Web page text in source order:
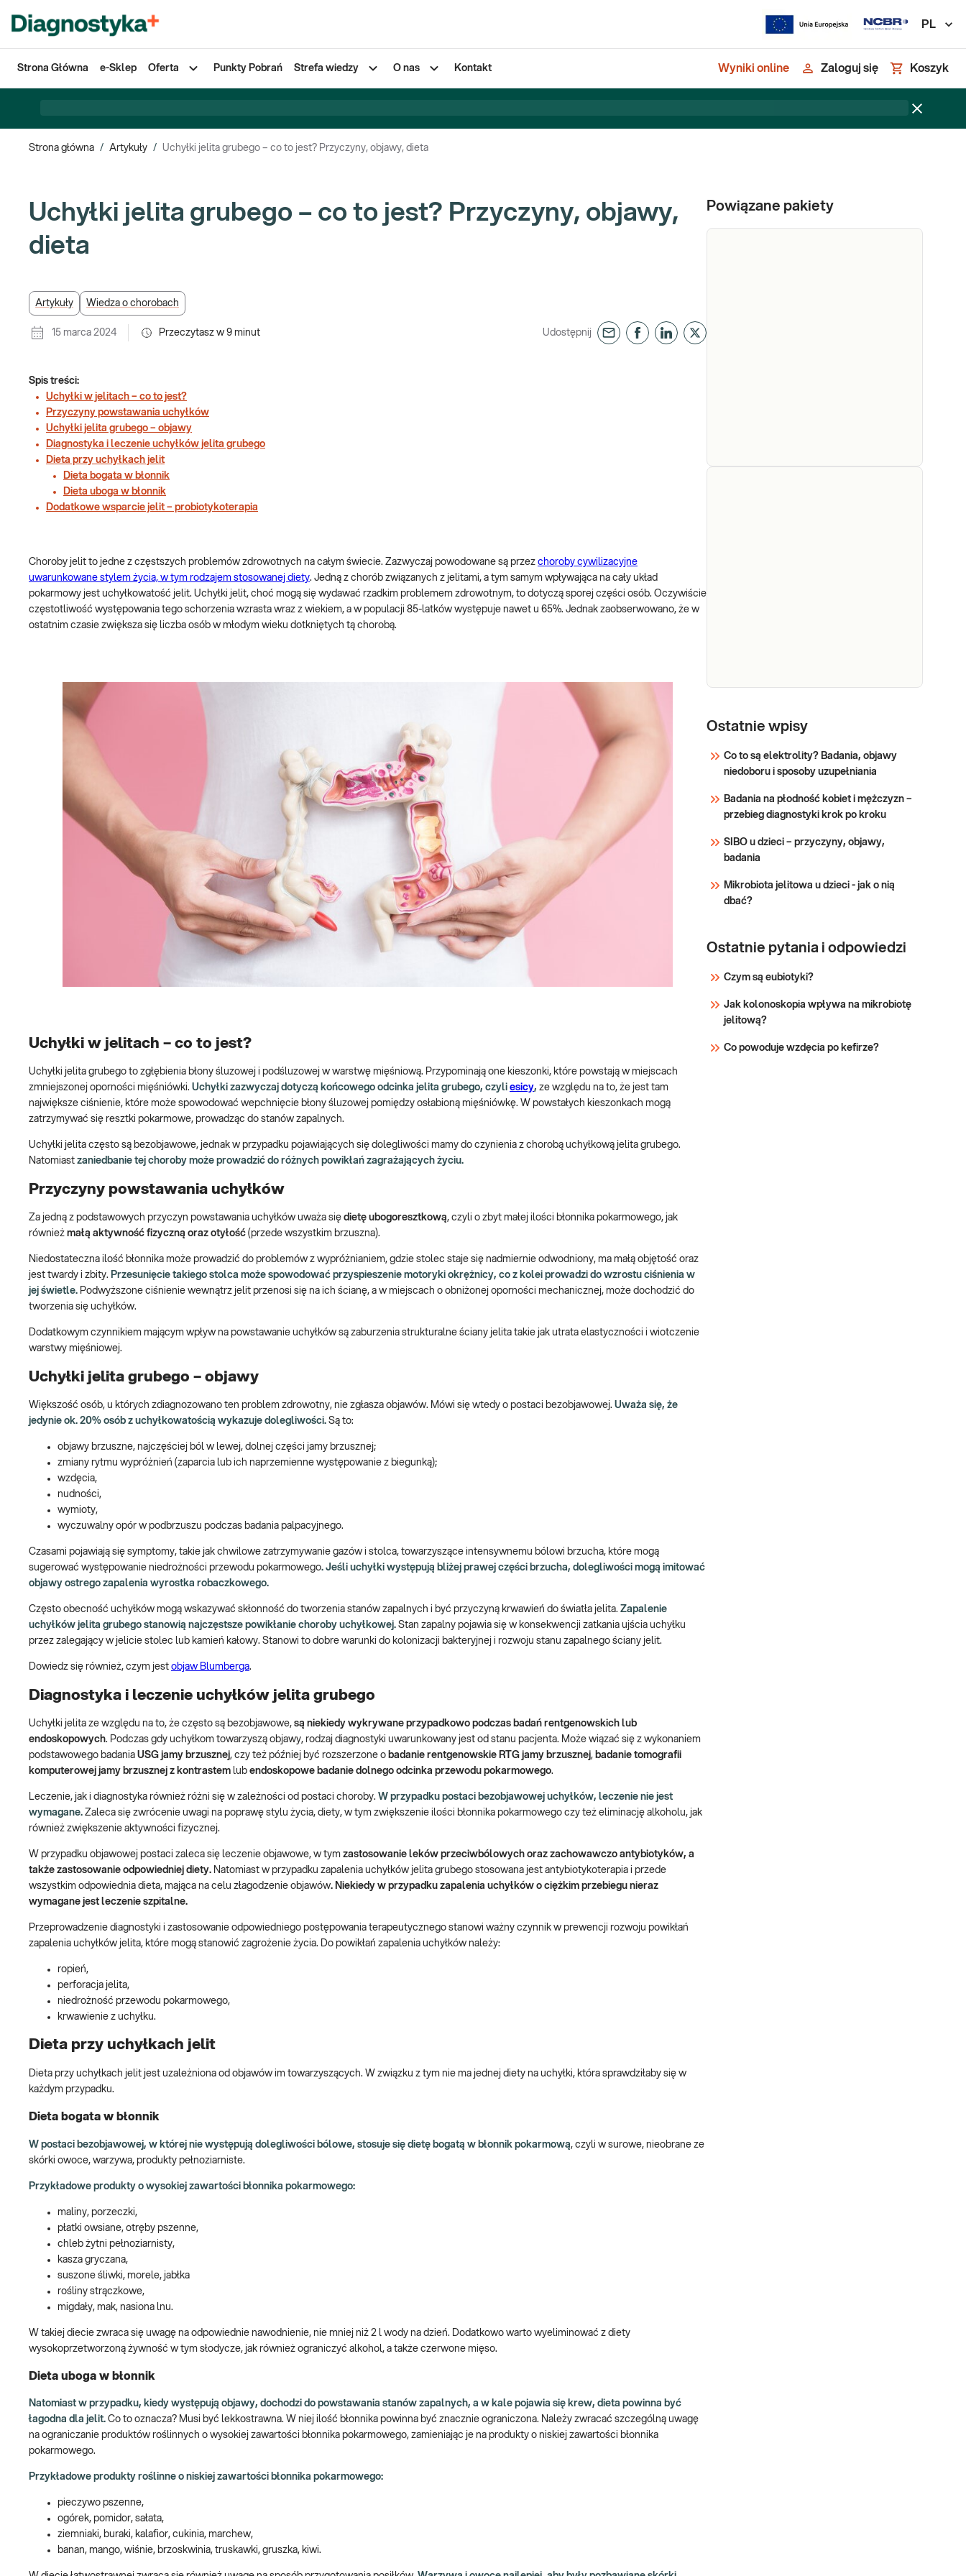
PL
Strona Główna e-Sklep Oferta Punkty Pobrań Strefa wiedzy O nas Kontakt Wyniki online Zaloguj się Koszyk
Strona główna / Artykuły / Uchyłki jelita grubego – co to jest? Przyczyny, objawy, dieta
Uchyłki jelita grubego – co to jest? Przyczyny, objawy,
dieta
Artykuły Wiedza o chorobach
15 marca 2024 Przeczytasz w 9 minut Udostępnij
Spis treści:
Uchyłki w jelitach – co to jest?
Przyczyny powstawania uchyłków
Uchyłki jelita grubego – objawy
Diagnostyka i leczenie uchyłków jelita grubego
Dieta przy uchyłkach jelit
Dieta bogata w błonnik
Dieta uboga w błonnik
Dodatkowe wsparcie jelit – probiotykoterapia
Choroby jelit to jedne z częstszych problemów zdrowotnych na całym świecie. Zazwyczaj powodowane są przez choroby cywilizacyjne
uwarunkowane stylem życia, w tym rodzajem stosowanej diety. Jedną z chorób związanych z jelitami, a tym samym wpływająca na cały układ
pokarmowy jest uchyłkowatość jelit. Uchyłki jelit, choć mogą się wydawać rzadkim problemem zdrowotnym, to dotyczą sporej części osób. Oczywiście
częstotliwość występowania tego schorzenia wzrasta wraz z wiekiem, a w populacji 85-latków występuje nawet u 65%. Jednak zaobserwowano, że w
ostatnim czasie zwiększa się liczba osób w młodym wieku dotkniętych tą chorobą.
Uchyłki w jelitach – co to jest?
Uchyłki jelita grubego to zgłębienia błony śluzowej i podśluzowej w warstwę mięśniową. Przypominają one kieszonki, które powstają w miejscach
zmniejszonej oporności mięśniówki. Uchyłki zazwyczaj dotyczą końcowego odcinka jelita grubego, czyli esicy, ze względu na to, że jest tam
największe ciśnienie, które może spowodować wepchnięcie błony śluzowej pomiędzy osłabioną mięśniówkę. W powstałych kieszonkach mogą
zatrzymywać się resztki pokarmowe, prowadząc do stanów zapalnych.
Uchyłki jelita często są bezobjawowe, jednak w przypadku pojawiających się dolegliwości mamy do czynienia z chorobą uchyłkową jelita grubego.
Natomiast zaniedbanie tej choroby może prowadzić do różnych powikłań zagrażających życiu.
Przyczyny powstawania uchyłków
Za jedną z podstawowych przyczyn powstawania uchyłków uważa się dietę ubogoresztkową, czyli o zbyt małej ilości błonnika pokarmowego, jak
również małą aktywność fizyczną oraz otyłość (przede wszystkim brzuszna).
Niedostateczna ilość błonnika może prowadzić do problemów z wypróżnianiem, gdzie stolec staje się nadmiernie odwodniony, ma małą objętość oraz
jest twardy i zbity. Przesunięcie takiego stolca może spowodować przyspieszenie motoryki okrężnicy, co z kolei prowadzi do wzrostu ciśnienia w
jej świetle. Podwyższone ciśnienie wewnątrz jelit przenosi się na ich ścianę, a w miejscach o obniżonej oporności mechanicznej, może dochodzić do
tworzenia się uchyłków.
Dodatkowym czynnikiem mającym wpływ na powstawanie uchyłków są zaburzenia strukturalne ściany jelita takie jak utrata elastyczności i wiotczenie
warstwy mięśniowej.
Uchyłki jelita grubego – objawy
Większość osób, u których zdiagnozowano ten problem zdrowotny, nie zgłasza objawów. Mówi się wtedy o postaci bezobjawowej. Uważa się, że
jedynie ok. 20% osób z uchyłkowatością wykazuje dolegliwości. Są to:
objawy brzuszne, najczęściej ból w lewej, dolnej części jamy brzusznej;
zmiany rytmu wypróżnień (zaparcia lub ich naprzemienne występowanie z biegunką);
wzdęcia,
nudności,
wymioty,
wyczuwalny opór w podbrzuszu podczas badania palpacyjnego.
Czasami pojawiają się symptomy, takie jak chwilowe zatrzymywanie gazów i stolca, towarzyszące intensywnemu bólowi brzucha, które mogą
sugerować występowanie niedrożności przewodu pokarmowego. Jeśli uchyłki występują bliżej prawej części brzucha, dolegliwości mogą imitować
objawy ostrego zapalenia wyrostka robaczkowego.
Często obecność uchyłków mogą wskazywać skłonność do tworzenia stanów zapalnych i być przyczyną krwawień do światła jelita. Zapalenie
uchyłków jelita grubego stanowią najczęstsze powikłanie choroby uchyłkowej. Stan zapalny pojawia się w konsekwencji zatkania ujścia uchyłku
przez zalegający w jelicie stolec lub kamień kałowy. Stanowi to dobre warunki do kolonizacji bakteryjnej i rozwoju stanu zapalnego ściany jelit.
Dowiedz się również, czym jest objaw Blumberga.
Diagnostyka i leczenie uchyłków jelita grubego
Uchyłki jelita ze względu na to, że często są bezobjawowe, są niekiedy wykrywane przypadkowo podczas badań rentgenowskich lub
endoskopowych. Podczas gdy uchyłkom towarzyszą objawy, rodzaj diagnostyki uwarunkowany jest od stanu pacjenta. Może wiązać się z wykonaniem
podstawowego badania USG jamy brzusznej, czy też później być rozszerzone o badanie rentgenowskie RTG jamy brzusznej, badanie tomografii
komputerowej jamy brzusznej z kontrastem lub endoskopowe badanie dolnego odcinka przewodu pokarmowego.
Leczenie, jak i diagnostyka również różni się w zależności od postaci choroby. W przypadku postaci bezobjawowej uchyłków, leczenie nie jest
wymagane. Zaleca się zwrócenie uwagi na poprawę stylu życia, diety, w tym zwiększenie ilości błonnika pokarmowego czy też eliminację alkoholu, jak
również zwiększenie aktywności fizycznej.
W przypadku objawowej postaci zaleca się leczenie objawowe, w tym zastosowanie leków przeciwbólowych oraz zachowawczo antybiotyków, a
także zastosowanie odpowiedniej diety. Natomiast w przypadku zapalenia uchyłków jelita grubego stosowana jest antybiotykoterapia i przede
wszystkim odpowiednia dieta, mająca na celu złagodzenie objawów. Niekiedy w przypadku zapalenia uchyłków o ciężkim przebiegu nieraz
wymagane jest leczenie szpitalne.
Przeprowadzenie diagnostyki i zastosowanie odpowiedniego postępowania terapeutycznego stanowi ważny czynnik w prewencji rozwoju powikłań
zapalenia uchyłków jelita, które mogą stanowić zagrożenie życia. Do powikłań zapalenia uchyłków należy:
ropień,
perforacja jelita,
niedrożność przewodu pokarmowego,
krwawienie z uchyłku.
Dieta przy uchyłkach jelit
Dieta przy uchyłkach jelit jest uzależniona od objawów im towarzyszących. W związku z tym nie ma jednej diety na uchyłki, która sprawdziłaby się w
każdym przypadku.
Dieta bogata w błonnik
W postaci bezobjawowej, w której nie występują dolegliwości bólowe, stosuje się dietę bogatą w błonnik pokarmową, czyli w surowe, nieobrane ze
skórki owoce, warzywa, produkty pełnoziarniste.
Przykładowe produkty o wysokiej zawartości błonnika pokarmowego:
maliny, porzeczki,
płatki owsiane, otręby pszenne,
chleb żytni pełnoziarnisty,
kasza gryczana,
suszone śliwki, morele, jabłka
rośliny strączkowe,
migdały, mak, nasiona lnu.
W takiej diecie zwraca się uwagę na odpowiednie nawodnienie, nie mniej niż 2 l wody na dzień. Dodatkowo warto wyeliminować z diety
wysokoprzetworzoną żywność w tym słodycze, jak również ograniczyć alkohol, a także czerwone mięso.
Dieta uboga w błonnik
Natomiast w przypadku, kiedy występują objawy, dochodzi do powstawania stanów zapalnych, a w kale pojawia się krew, dieta powinna być
łagodna dla jelit. Co to oznacza? Musi być lekkostrawna. W niej ilość błonnika powinna być znacznie ograniczona. Należy zwracać szczególną uwagę
na ograniczanie produktów roślinnych o wysokiej zawartości błonnika pokarmowego, zamieniając je na produkty o niskiej zawartości błonnika
pokarmowego.
Przykładowe produkty roślinne o niskiej zawartości błonnika pokarmowego:
pieczywo pszenne,
ogórek, pomidor, sałata,
ziemniaki, buraki, kalafior, cukinia, marchew,
banan, mango, wiśnie, brzoskwinia, truskawki, gruszka, kiwi.
Powiązane pakiety
Badanie dostarcza
grzybów i pleśni
Pro, jakościowe i
badanie
mikrobiologiczne
kału (38
gatunków
grzybów)
Badanie Mikrobiota
jelit Pro ocenia stan
mikrobioty jelitowej
(inaczej mikroflory), a
grzybów żyjących w
Badanie dostarcza
grzybów i pleśni – są
Sprawdź
Ostatnie wpisy
Co to są elektrolity? Badania, objawy
niedoboru i sposoby uzupełniania
Badania na płodność kobiet i mężczyzn –
przebieg diagnostyki krok po kroku
SIBO u dzieci – przyczyny, objawy,
badania
Mikrobiota jelitowa u dzieci - jak o nią
dbać?
Ostatnie pytania i odpowiedzi
Czym są eubiotyki?
Jak kolonoskopia wpływa na mikrobiotę
jelitową?
Co powoduje wzdęcia po kefirze?